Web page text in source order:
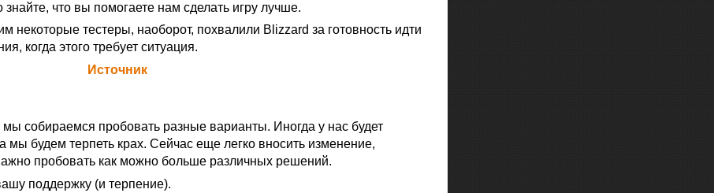
что вы помогаете нам сделать игру лучше.
некоторые тестеры, наоборот, похвалили Blizzard за готовность идти
когда этого требует ситуация.
Источник
мы собираемся пробовать разные варианты. Иногда у нас будет
мы будем терпеть крах. Сейчас еще легко вносить изменение,
пробовать как можно больше различных решений.
поддержку (и терпение).